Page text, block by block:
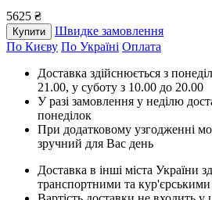
5625 ₴
Купити
Швидке замовлення
По Києву По Україні Оплата
Доставка здійснюється з
21.00, у суботу з 10.00 до 20.00
У разі замовлення у неділю
понеділок
При додатковому узгодженні
зручний для Вас день
Доставка в інші міста України
транспортними та кур'єрськими